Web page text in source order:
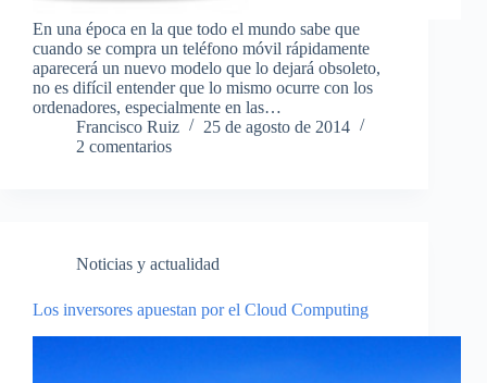
En una época en la que todo el mundo sabe que
cuando se compra un teléfono móvil rápidamente
aparecerá un nuevo modelo que lo dejará obsoleto,
no es difícil entender que lo mismo ocurre con los
ordenadores, especialmente en las…
Francisco Ruiz
25 de agosto de 2014
2 comentarios
Noticias y actualidad
Los inversores apuestan por el Cloud Computing